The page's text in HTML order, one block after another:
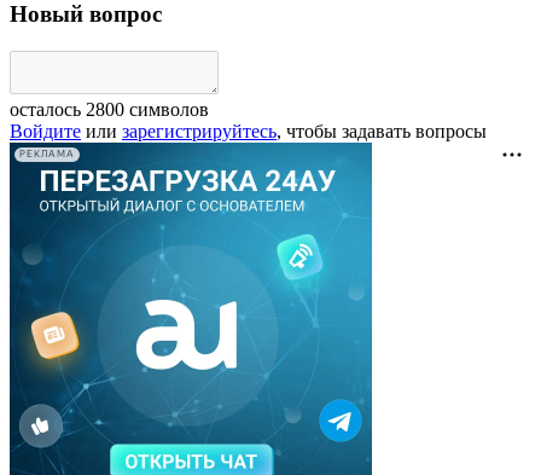
Новый вопрос
осталось 2800 символов
Войдите или зарегистрируйтесь, чтобы задавать вопросы
РЕКЛАМА